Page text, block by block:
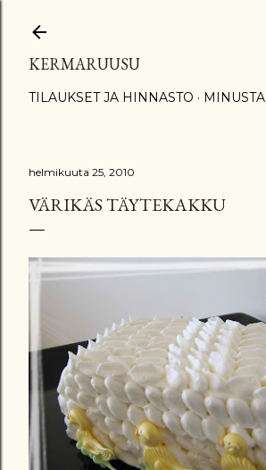
KERMARUUSU
TILAUKSET JA HINNASTO MINUSTA
helmikuuta 25, 2010
VÄRIKÄS TÄYTEKAKKU